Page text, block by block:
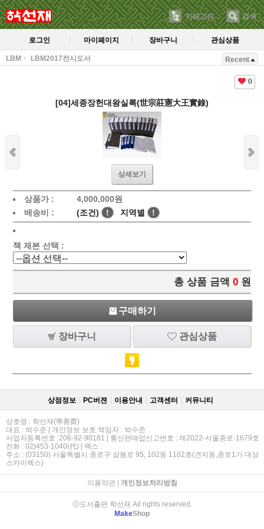
카테고리 검색
로그인 마이페이지 장바구니 관심상품
LBM LBM2017전시도서 Recent
0
[04]세종장헌대왕실록(世宗莊憲大王實錄)
상세보기
상품가 : 4,000,000원
배송비 :
(조건) ! 지역별 !
책 제본 선택 :
총 상품 금액 0 원
구매하기
장바구니 관심상품
상점정보 PC버젼 이용안내 고객센터 커뮤니티
상호명 : 학선재(學善齋)
대표 : 박수준 | 개인정보 보호 책임자 : 박수준
사업자등록번호 :206-92-90181 | 통신판매업신고번호 : 제2022-서울종로-1679호
전화 : 02)453-1040(代) | 팩스 :
주소 : (03150) 서울특별시 종로구 삼봉로 95, 102동 1102호(견지동,종로1가 대성
스카이렉스)
이용약관| 개인정보처리방침
ⓒ도서출판 학선재 All rights reserved.
MakeShop